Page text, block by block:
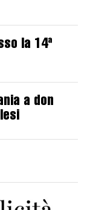
la 14ª
a don